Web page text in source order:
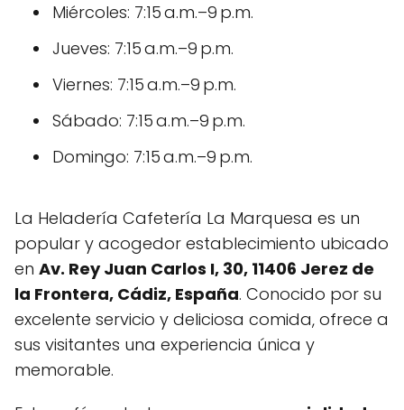
Miércoles: 7:15 a.m.–9 p.m.
Jueves: 7:15 a.m.–9 p.m.
Viernes: 7:15 a.m.–9 p.m.
Sábado: 7:15 a.m.–9 p.m.
Domingo: 7:15 a.m.–9 p.m.
La Heladería Cafetería La Marquesa es un
popular y acogedor establecimiento ubicado
en Av. Rey Juan Carlos I, 30, 11406 Jerez de
la Frontera, Cádiz, España. Conocido por su
excelente servicio y deliciosa comida, ofrece a
sus visitantes una experiencia única y
memorable.